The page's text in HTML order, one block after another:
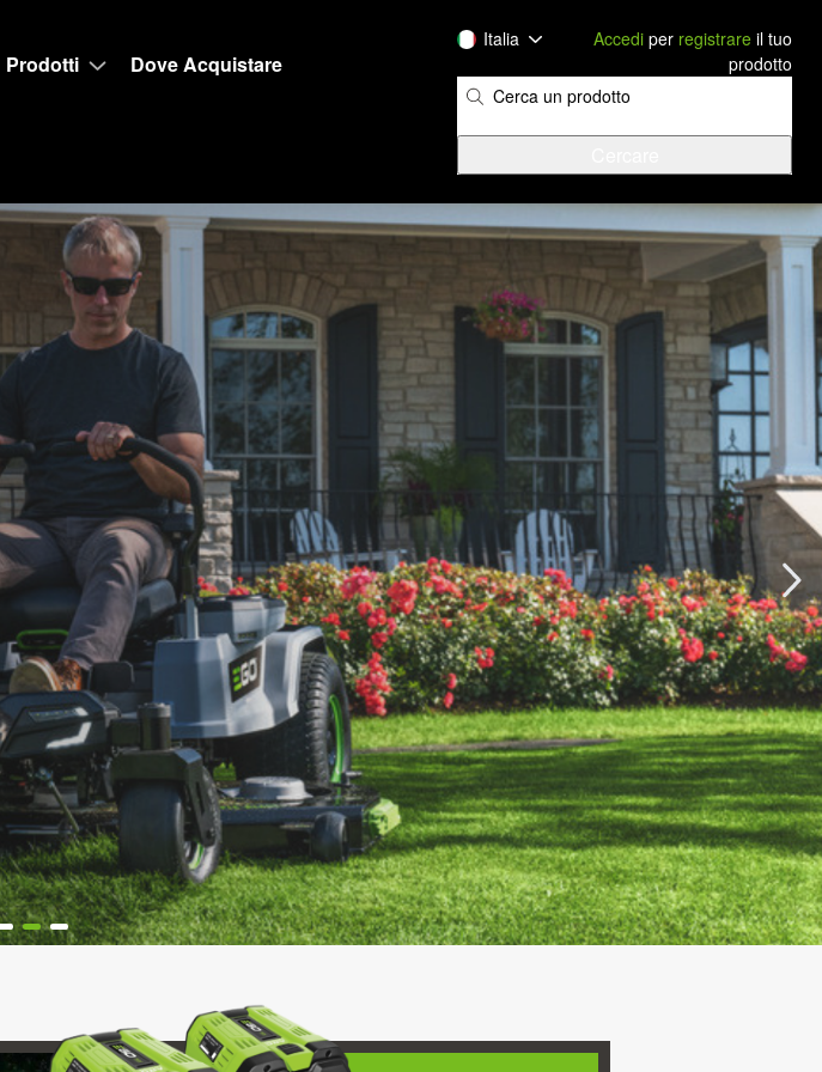
Prodotti Dove Acquistare
Italia Accedi per registrare il tuo
prodotto